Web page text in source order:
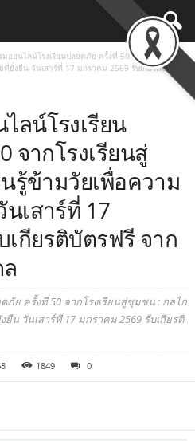
ออนไลน์โรงเรียนปลอดภัย ครั้งที่ 50 จากโรงเรียนสู่
งยืน วันเสาร์ที่ 17 มกราคม 2569 รับเกียรติบัตรฟรี
ลน์โรงเรียน
จากโรงเรียนสู่
รู้ข้ามวัยเพื่อความ
เสาร์ที่ 17
กียรติบัตรฟรี จาก
ย ครั้งที่ 50 จากโรงเรียนสู่ชุมชน : กลไก
น วันเสาร์ที่ 17 มกราคม 2569 รับเกียรติ
1849 0